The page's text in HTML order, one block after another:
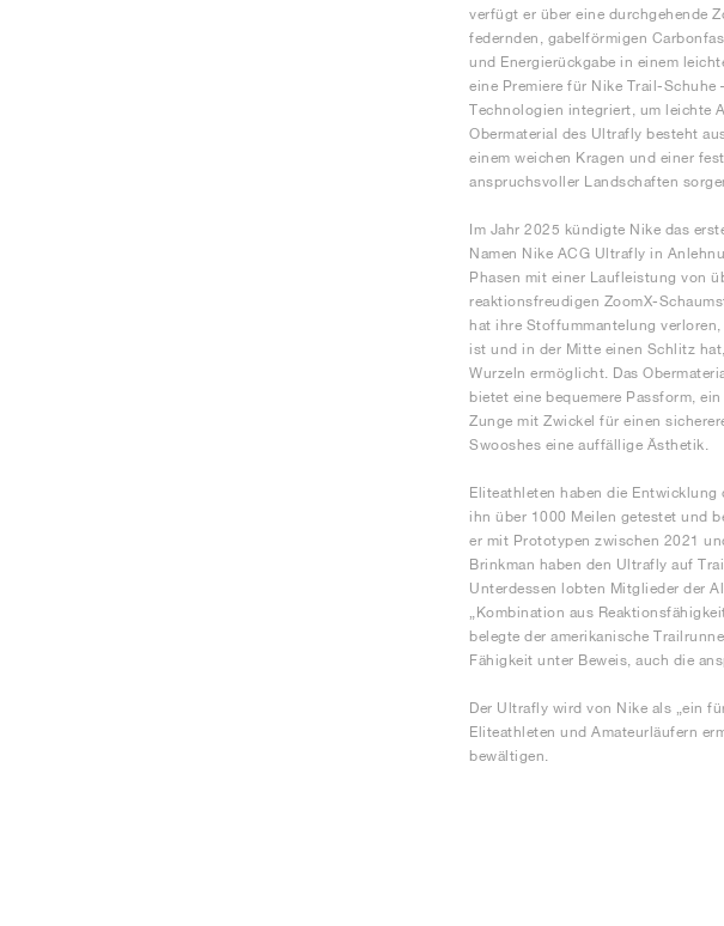
verfügt er über eine durchgehende
federnden, gabelförmigen
und Energierückgabe in einem
eine Premiere für Nike Trail-
Technologien integriert, um leichte
Obermaterial des Ultrafly besteht
einem weichen Kragen und einer
anspruchsvoller Landschaften
Im Jahr 2025 kündigte Nike das
Namen Nike ACG Ultrafly in
Phasen mit einer Laufleistung von
reaktionsfreudigen ZoomX-
hat ihre Stoffummantelung
ist und in der Mitte einen Schlitz
Wurzeln ermöglicht. Das
bietet eine bequemere Passform,
Zunge mit Zwickel für einen
Swooshes eine auffällige Ästhetik.
Eliteathleten haben die
ihn über 1000 Meilen getestet und
er mit Prototypen zwischen 2021
Brinkman haben den Ultrafly auf
Unterdessen lobten Mitglieder der
„Kombination aus
belegte der amerikanische
Fähigkeit unter Beweis, auch die
Der Ultrafly wird von Nike als „ein
Eliteathleten und Amateurläufern
bewältigen.